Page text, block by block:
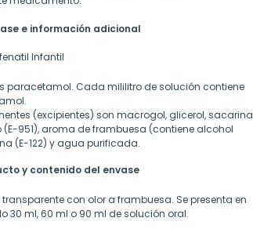
e información adicional
Infantil
paracetamol. Cada mililitro de solución contiene
(excipientes) son macrogol, glicerol, sacarina
951), aroma de frambuesa (contiene alcohol
(E-122) y agua purificada.
y contenido del envase
con olor a frambuesa. Se presenta en
30 ml, 60 ml o 90 ml de solución oral.